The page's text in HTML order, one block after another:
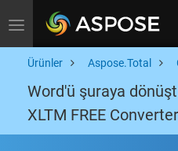
Toggle navigation
Ürünler Aspose.Total
Word'ü şuraya
XLTM FREE